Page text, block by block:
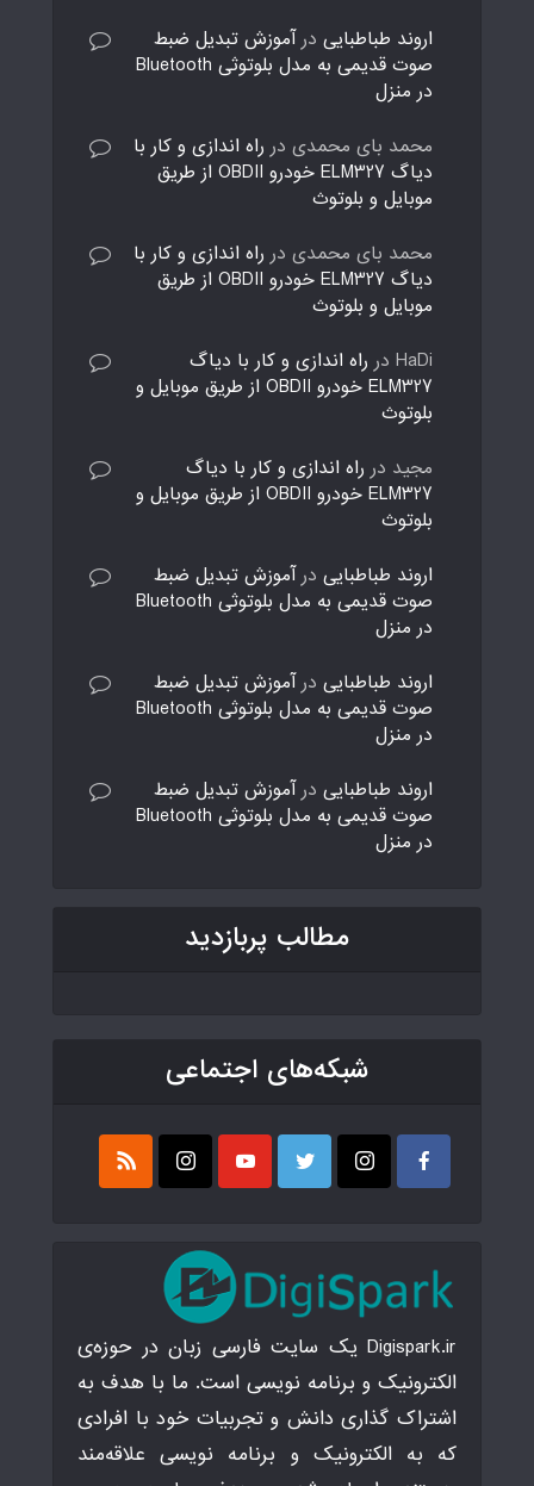
اروند طباطبایی درآموزش تبدیل ضبط
صوت قدیمی به مدل بلوتوثی Bluetooth
در منزل
محمد بای محمدی در راه اندازی و کار با
دیاگ ELM327 خودرو OBDII از طریق
موبایل و بلوتوث
محمد بای محمدی در راه اندازی و کار با
دیاگ ELM327 خودرو OBDII از طریق
موبایل و بلوتوث
HaDi در راه اندازی و کار با دیاگ
ELM327 خودرو OBDII از طریق موبایل و
بلوتوث
مجید در راه اندازی و کار با دیاگ
ELM327 خودرو OBDII از طریق موبایل و
بلوتوث
اروند طباطبایی درآموزش تبدیل ضبط
صوت قدیمی به مدل بلوتوثی Bluetooth
در منزل
اروند طباطبایی درآموزش تبدیل ضبط
صوت قدیمی به مدل بلوتوثی Bluetooth
در منزل
اروند طباطبایی درآموزش تبدیل ضبط
صوت قدیمی به مدل بلوتوثی Bluetooth
در منزل
مطالب پربازدید
شبکه‌های اجتماعی
Digispark.ir یک سایت فارسی زبان در حوزه‌ی
الکترونیک و برنامه نویسی است. ما با هدف به
اشتراک گذاری دانش و تجربیات خود با افرادی
که به الکترونیک و برنامه نویسی علاقه‌مند